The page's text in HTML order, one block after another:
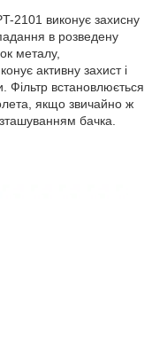
2101 виконує захисну
в розведену
металу,
активну захист і
Фільтр встановлюється
якщо звичайно ж
бачка.